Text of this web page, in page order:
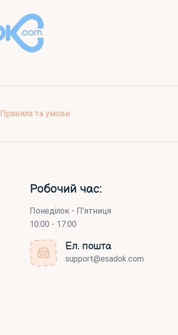
Правила та умови
Робочий час:
Понеділок - П’ятниця
10:00 - 17:00
Ел. пошта
support@esadok.com